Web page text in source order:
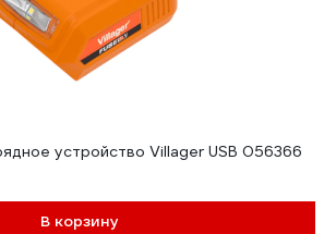
устройство Villager USB 056366
В корзину